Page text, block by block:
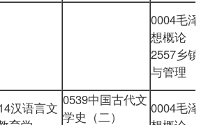
0004毛泽
想概论
2557乡镇
与管理
汉语言文 0539中国古代文
学史（二）
0004毛泽